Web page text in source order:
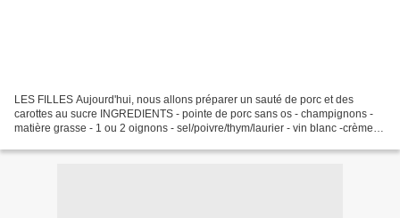
LES FILLES Aujourd'hui, nous allons préparer un sauté de porc et des
carottes au sucre INGREDIENTS - pointe de porc sans os - champignons -
matière grasse - 1 ou 2 oignons - sel/poivre/thym/laurier - vin blanc -crème